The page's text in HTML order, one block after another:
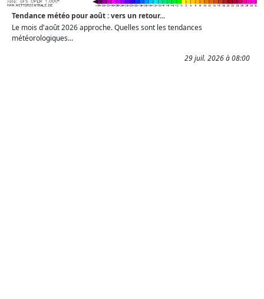
Tendance météo pour août : vers un retour...
Le mois d'août 2026 approche. Quelles sont les tendances
météorologiques...
29 juil. 2026 à 08:00